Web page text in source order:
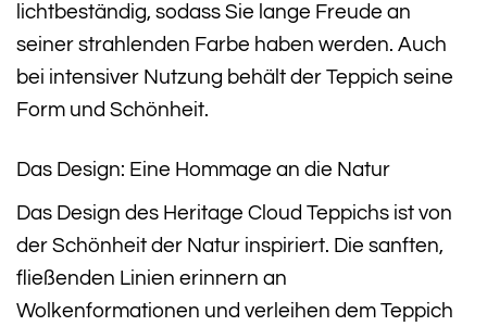
lichtbeständig, sodass Sie lange Freude an
seiner strahlenden Farbe haben werden. Auch
bei intensiver Nutzung behält der Teppich seine
Form und Schönheit.
Das Design: Eine Hommage an die Natur
Das Design des Heritage Cloud Teppichs ist von
der Schönheit der Natur inspiriert. Die sanften,
fließenden Linien erinnern an
Wolkenformationen und verleihen dem Teppich